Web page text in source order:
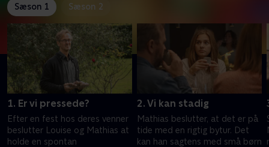
Sæson 1 Sæson 2
1. Er vi pressede?
Efter en fest hos deres venner
beslutter Louise og Mathias at
holde en spontan
2. Vi kan stadig
Mathias beslutter, at det er på
tide med en rigtig bytur. Det
kan han sagtens med små børn